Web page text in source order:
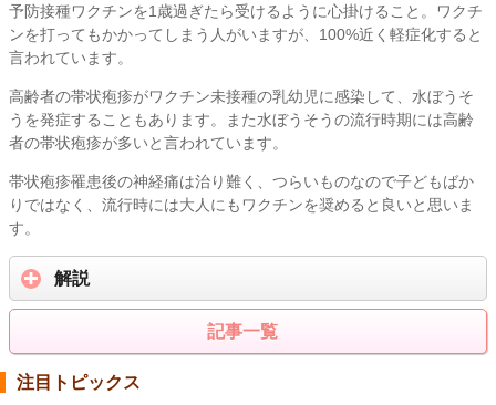
予防接種ワクチンを1歳過ぎたら受けるように心掛けること。ワクチ
ンを打ってもかかってしまう人がいますが、100%近く軽症化すると
言われています。
高齢者の帯状疱疹がワクチン未接種の乳幼児に感染して、水ぼうそ
うを発症することもあります。また水ぼうそうの流行時期には高齢
者の帯状疱疹が多いと言われています。
帯状疱疹罹患後の神経痛は治り難く、つらいものなので子どもばか
りではなく、流行時には大人にもワクチンを奨めると良いと思いま
す。
解説
記事一覧
注目トピックス